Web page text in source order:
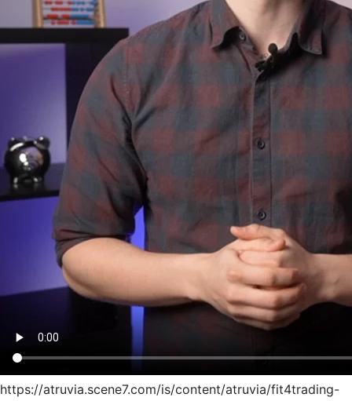
https://atruvia.scene7.com/is/content/atruvia/fit4trading-